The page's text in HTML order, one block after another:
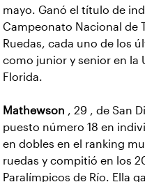
mayo. Ganó el título de
Campeonato Nacional de
Ruedas, cada uno de los
como junior y senior en la
Florida.
Mathewson , 29 , de San
puesto número 18 en
en dobles en el ranking
ruedas y compitió en los
Paralímpicos de Río. Ella